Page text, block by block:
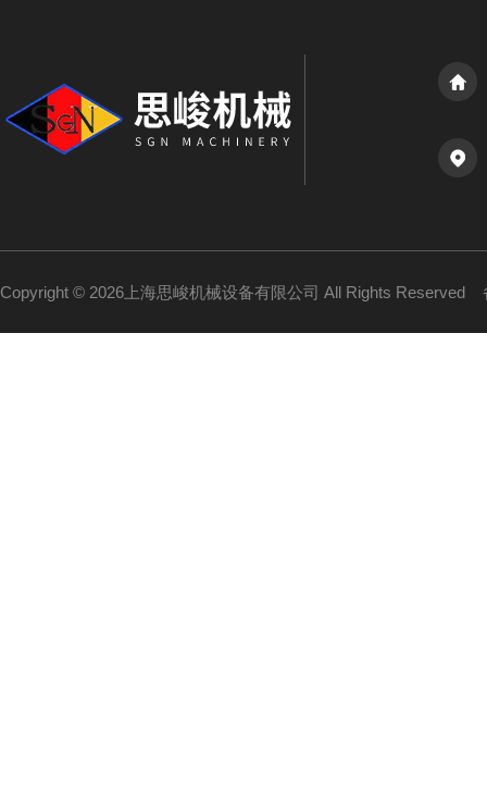
Copyright © 2026上海思峻机械设备有限公司 All Rights Reserved